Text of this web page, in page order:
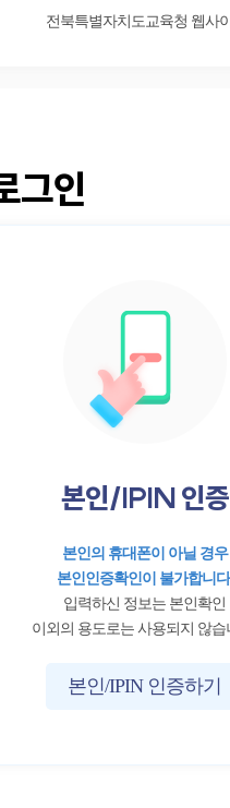
전북특별자치도교육청 웹사
그인
본인/IPIN 인증
본인의 휴대폰이 아닐 경우
본인인증확인이 불가합니
입력하신 정보는 본인확인
이외의 용도로는 사용되지 않습
본인/IPIN 인증하기